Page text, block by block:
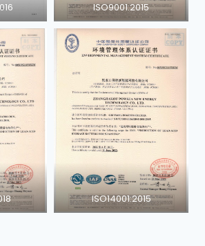
ISO9001:2015
ISO14001:2015